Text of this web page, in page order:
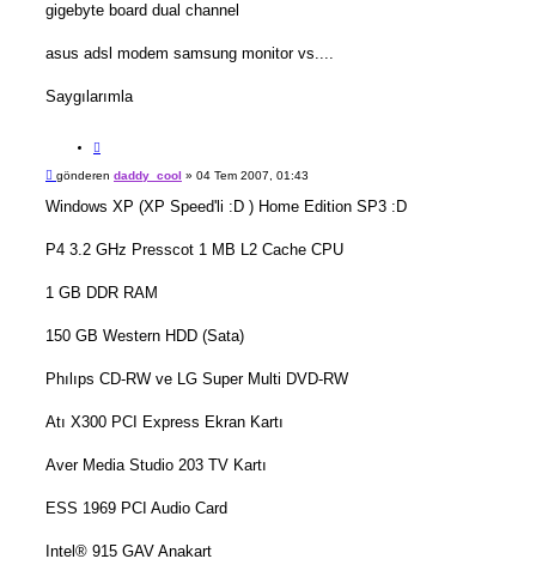
gigebyte board dual channel
asus adsl modem samsung monitor vs....
Saygılarımla
ı
t
M
s
gönderen daddy_cool » 04 Tem 2007, 01:43
Windows XP (XP Speed'li :D ) Home Edition SP3 :D
P4 3.2 GHz Presscot 1 MB L2 Cache CPU
1 GB DDR RAM
150 GB Western HDD (Sata)
Phılıps CD-RW ve LG Super Multi DVD-RW
Atı X300 PCI Express Ekran Kartı
Aver Media Studio 203 TV Kartı
ESS 1969 PCI Audio Card
Intel® 915 GAV Anakart